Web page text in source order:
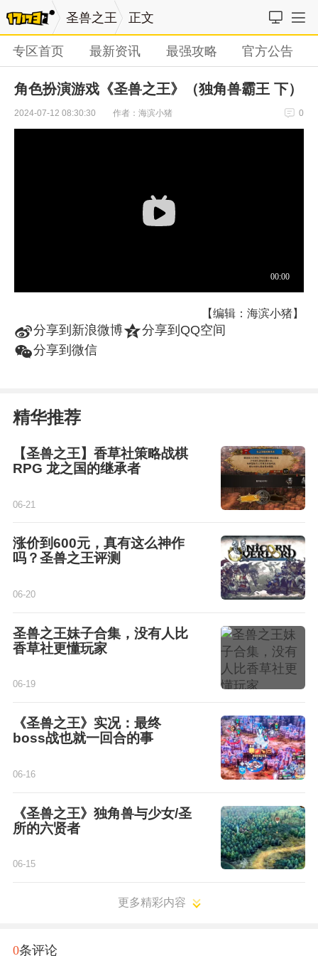
圣兽之王 正文
专区首页 最新资讯 最强攻略 官方公告
角色扮演游戏《圣兽之王》（独角兽霸王 下）
2024-07-12 08:30:30 作者：海滨小猪 0
【编辑：海滨小猪】
t分享到新浪微博z分享到QQ空间
w分享到微信
精华推荐
【圣兽之王】香草社策略战棋
RPG 龙之国的继承者
06-21
涨价到600元，真有这么神作
吗？圣兽之王评测
06-20
圣兽之王妹子合集，没有人比
香草社更懂玩家
06-19
《圣兽之王》实况：最终
boss战也就一回合的事
06-16
《圣兽之王》独角兽与少女/圣
所的六贤者
06-15
更多精彩内容
0条评论